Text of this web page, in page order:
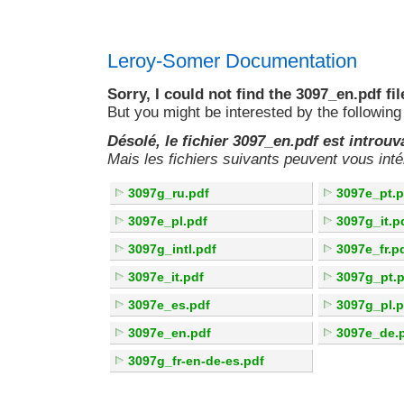
Leroy-Somer Documentation
Sorry, I could not find the 3097_en.pdf
But you might be interested by the
Désolé, le fichier 3097_en.pdf est
Mais les fichiers suivants peuvent vous
3097g_ru.pdf
3097e_pl.pdf
3097g_intl.pdf
3097e_it.pdf
3097e_es.pdf
3097e_en.pdf
3097g_fr-en-de-es.pdf